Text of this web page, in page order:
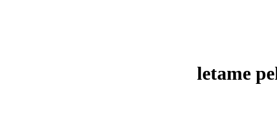
letame